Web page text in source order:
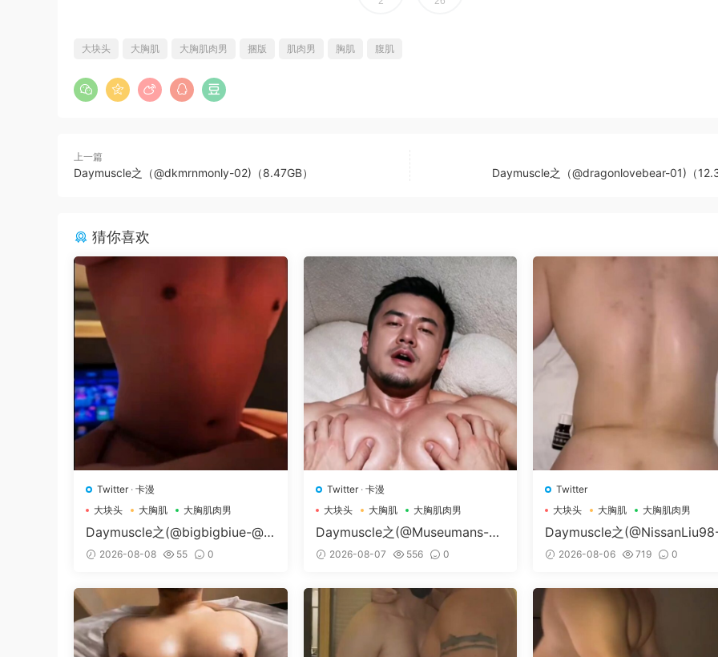
大块头 大胸肌 大胸肌肉男 捆版 肌肉男 胸肌 腹肌
上一篇
Daymuscle之（@dkmrnmonly-02)（8.47GB） Daymuscle之（@dragonlovebear-01)（
猜你喜欢
Twitter· 卡漫
大块头
大胸肌 大胸肌肉男
Daymuscle之(@bigbigbiue-@B
Bb）2026-08-08 55 0
Twitter· 卡漫
大块头
大胸肌 大胸肌肉男
Daymuscle之(@Museumans-@
Museuman）
2026-08-07 556 0
Twitter
大块头
大胸肌 大胸肌肉男
Daymuscle之
Nissan98）
2026-08-06 719 0